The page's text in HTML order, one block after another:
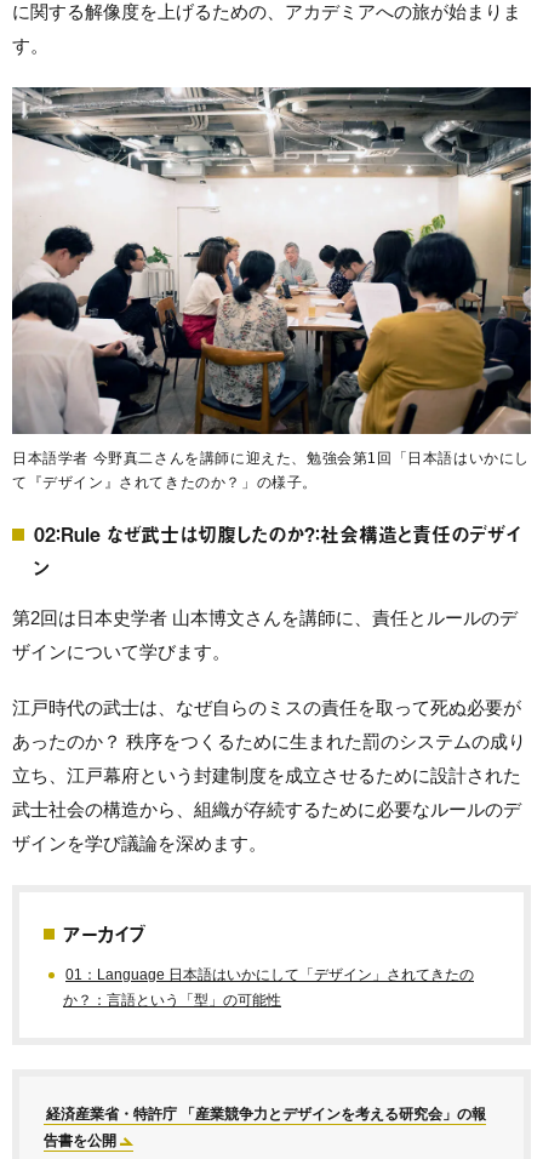
に関する解像度を上げるための、アカデミアへの旅が始まりま
す。
日本語学者 今野真二さんを講師に迎えた、勉強会第1回「日本語はいかにし
て『デザイン』されてきたのか？」の様子。
02：Rule なぜ武士は切腹したのか?：社会構造と責任のデザイ
ン
第2回は日本史学者 山本博文さんを講師に、責任とルールのデ
ザインについて学びます。
江戸時代の武士は、なぜ自らのミスの責任を取って死ぬ必要が
あったのか？ 秩序をつくるために生まれた罰のシステムの成り
立ち、江戸幕府という封建制度を成立させるために設計された
武士社会の構造から、組織が存続するために必要なルールのデ
ザインを学び議論を深めます。
アーカイブ
01：Language 日本語はいかにして「デザイン」されてきたの
か？：言語という「型」の可能性
経済産業省・特許庁 「産業競争力とデザインを考える研究会」の報
告書を公開